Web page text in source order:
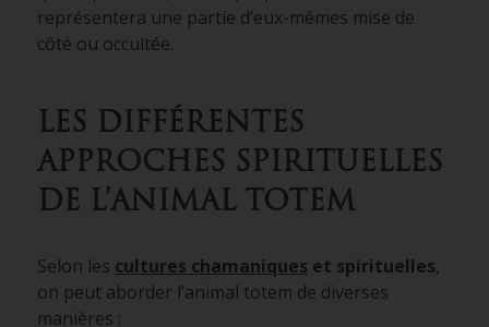
représentera une partie d’eux-mêmes mise de
côté ou occultée.
LES DIFFÉRENTES
APPROCHES SPIRITUELLES
DE L’ANIMAL TOTEM
Selon les cultures chamaniques et spirituelles,
on peut aborder l’animal totem de diverses
manières :